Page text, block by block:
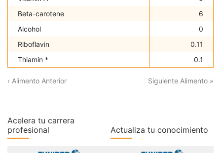
Beta-carotene
6
Alcohol
0
Riboflavin
0.11
Thiamin *
0.1
‹ Alimento Anterior Siguiente Alimento »
Acelera tu carrera
profesional
Actualiza tu conocimiento